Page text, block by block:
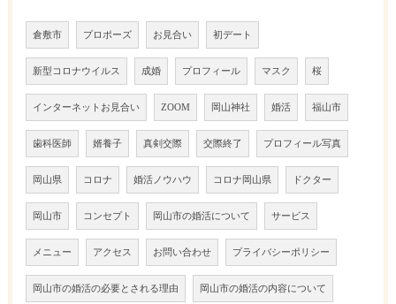
倉敷市 プロポーズ お見合い 初デート
新型コロナウイルス 成婚 プロフィール マスク 桜
インターネットお見合い ZOOM 岡山神社 婚活 福山市
歯科医師 婿養子 真剣交際 交際終了 プロフィール写真
岡山県 コロナ 婚活ノウハウ コロナ岡山県 ドクター
岡山市 コンセプト 岡山市の婚活について サービス
メニュー アクセス お問い合わせ プライバシーポリシー
岡山市の婚活の必要とされる理由 岡山市の婚活の内容について